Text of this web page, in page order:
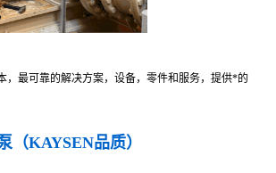
，最可靠的解决方案，设备，零件和服务，提供*的
（KAYSEN品质）